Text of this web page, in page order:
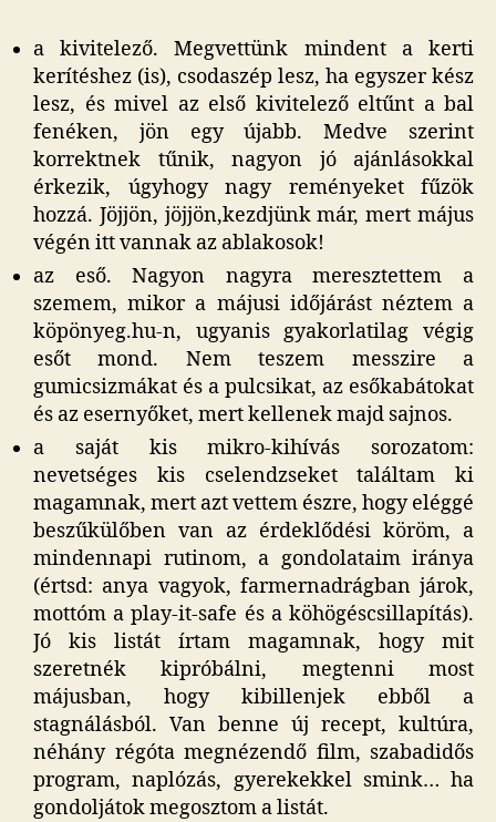
a kivitelező. Megvettünk mindent a kerti
kerítéshez (is), csodaszép lesz, ha egyszer kész
lesz, és mivel az első kivitelező eltűnt a bal
fenéken, jön egy újabb. Medve szerint
korrektnek tűnik, nagyon jó ajánlásokkal
érkezik, úgyhogy nagy reményeket fűzök
hozzá. Jöjjön, jöjjön,kezdjünk már, mert május
végén itt vannak az ablakosok!
az eső. Nagyon nagyra meresztettem a
szemem, mikor a májusi időjárást néztem a
köpönyeg.hu-n, ugyanis gyakorlatilag végig
esőt mond. Nem teszem messzire a
gumicsizmákat és a pulcsikat, az esőkabátokat
és az esernyőket, mert kellenek majd sajnos.
a saját kis mikro-kihívás sorozatom:
nevetséges kis cselendzseket találtam ki
magamnak, mert azt vettem észre, hogy eléggé
beszűkülőben van az érdeklődési köröm, a
mindennapi rutinom, a gondolataim iránya
(értsd: anya vagyok, farmernadrágban járok,
mottóm a play-it-safe és a köhögéscsillapítás).
Jó kis listát írtam magamnak, hogy mit
szeretnék kipróbálni, megtenni most
májusban, hogy kibillenjek ebből a
stagnálásból. Van benne új recept, kultúra,
néhány régóta megnézendő film, szabadidős
program, naplózás, gyerekekkel smink… ha
gondoljátok megosztom a listát.